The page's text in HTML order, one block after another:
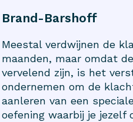
Brand-Barshoff
Meestal verdwijnen de
maanden, maar omdat
vervelend zijn, is het
ondernemen om de
aanleren van een
oefening waarbij je jezelf